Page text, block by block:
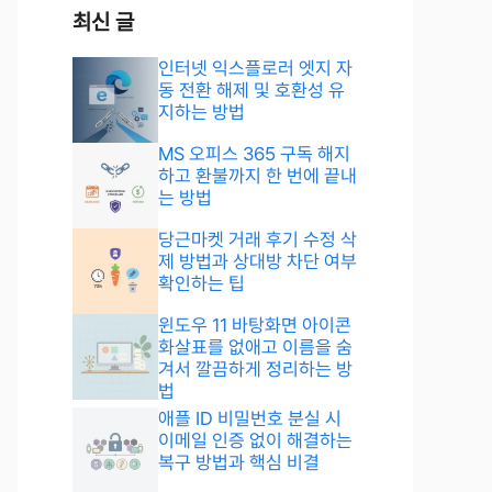
최신 글
인터넷 익스플로러 엣지 자
동 전환 해제 및 호환성 유
지하는 방법
MS 오피스 365 구독 해지
하고 환불까지 한 번에 끝내
는 방법
당근마켓 거래 후기 수정 삭
제 방법과 상대방 차단 여부
확인하는 팁
윈도우 11 바탕화면 아이콘
화살표를 없애고 이름을 숨
겨서 깔끔하게 정리하는 방
법
애플 ID 비밀번호 분실 시
이메일 인증 없이 해결하는
복구 방법과 핵심 비결